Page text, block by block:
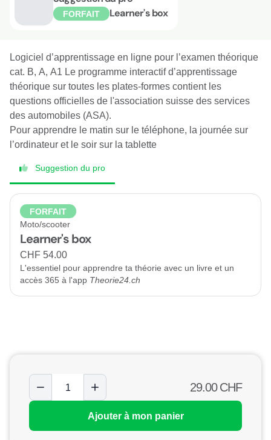
FORFAIT Learner's box
Logiciel d’apprentissage en ligne pour l’examen théorique
cat. B, A, A1 Le programme interactif d’apprentissage
théorique sur toutes les plates-formes contient les
questions officielles de l'association suisse des services
des automobiles (ASA).
Pour apprendre le matin sur le téléphone, la journée sur
l’ordinateur et le soir sur la tablette
Suggestion du pro
FORFAIT
Moto/scooter
Learner's box
CHF 54.00
L'essentiel pour apprendre ta théorie avec un livre et un
accès 365 à l'app Theorie24.ch
29.00CHF
Ajouter à mon panier